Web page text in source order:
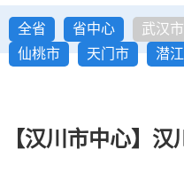
全省 省中心 武汉市
仙桃市
天门市 潜
【汉川市中心】